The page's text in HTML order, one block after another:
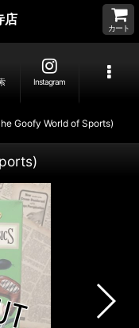
店
カート
Instagram
Goofy World of Sports)